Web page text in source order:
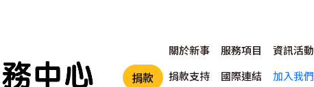
捐款
主選單
關於新事 服務項目
資訊活動
捐款支持
國際連結
加入我們